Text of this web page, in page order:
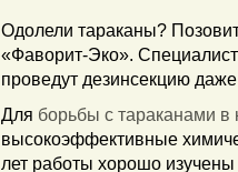
Одолели тараканы?
«Фаворит-Эко».
проведут дезинсекцию
Для борьбы с тараканами в
высокоэффективные
лет работы хорошо